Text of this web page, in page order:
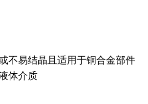
不易结晶且适用于铜合金部件
体介质